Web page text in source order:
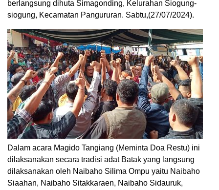
berlangsung dihuta Simagonding, Kelurahan Siogung-
siogung, Kecamatan Pangururan. Sabtu,(27/07/2024).
Dalam acara Magido Tangiang (Meminta Doa Restu) ini
dilaksanakan secara tradisi adat Batak yang langsung
dilaksanakan oleh Naibaho Silima Ompu yaitu Naibaho
Siaahan, Naibaho Sitakkaraen, Naibaho Sidauruk,